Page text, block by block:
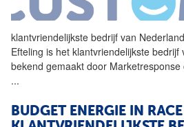
klantvriendelijkste bedrijf van
Efteling is het klantvriendelijkste bedrijf
bekend gemaakt door
...
BUDGET ENERGIE IN